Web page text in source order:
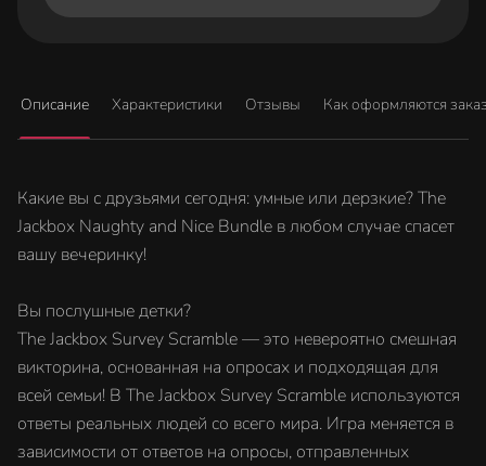
Описание Характеристики Отзывы Как оформляются
Какие вы с друзьями сегодня: умные или дерзкие? The
Jackbox Naughty and Nice Bundle в любом случае спасет
вашу вечеринку!
Вы послушные детки?
The Jackbox Survey Scramble — это невероятно смешная
викторина, основанная на опросах и подходящая для
всей семьи! В The Jackbox Survey Scramble используются
ответы реальных людей со всего мира. Игра меняется в
зависимости от ответов на опросы, отправленных